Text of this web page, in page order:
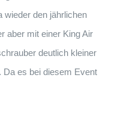
wieder den jährlichen
aber mit einer King Air
deutlich kleiner
Da es bei diesem Event